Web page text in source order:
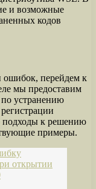
и возможные
кодов
ошибок, перейдем к
мы предоставим
устранению
подходы к решению
примеры.
открытии